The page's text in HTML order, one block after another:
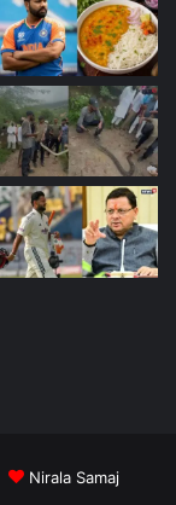
Nirala Samaj